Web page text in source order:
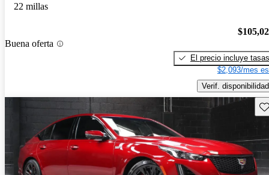
22 millas
Buena oferta
El precio incluye tasas
$2,093/mes
Verif. disponibilidad